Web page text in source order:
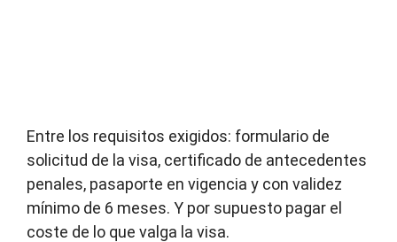
Entre los requisitos exigidos: formulario de
solicitud de la visa, certificado de antecedentes
penales, pasaporte en vigencia y con validez
mínimo de 6 meses. Y por supuesto pagar el
coste de lo que valga la visa.